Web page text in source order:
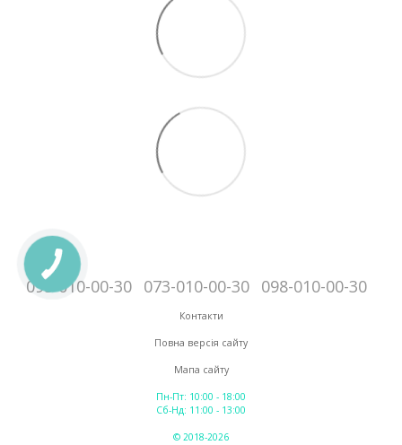
095-010-00-30 073-010-00-30 098-010-00-30
Контакти
Повна версія сайту
Мапа сайту
Пн-Пт: 10:00 - 18:00
Сб-Нд: 11:00 - 13:00
© 2018-2026